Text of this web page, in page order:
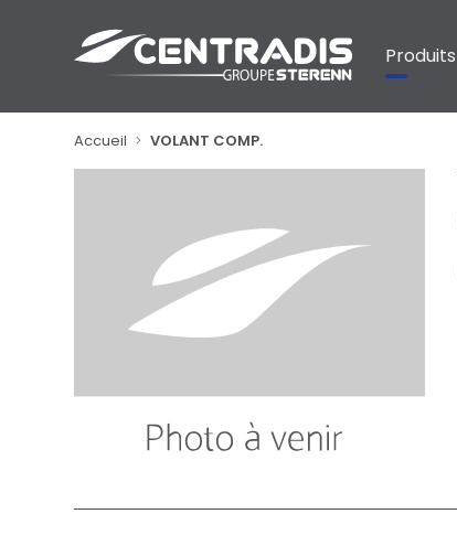
Produits
Accueil VOLANT COMP.